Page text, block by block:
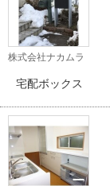
株式会社ナカムラ
宅配ボックス